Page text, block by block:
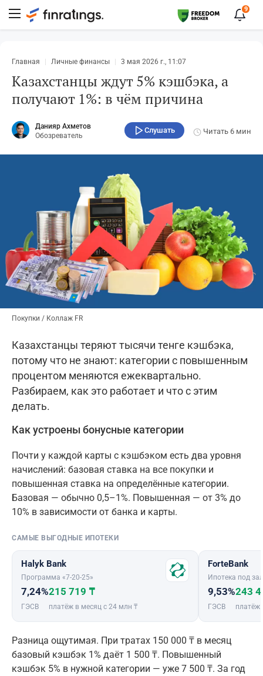
9
Главная Личные финансы 3 мая 2026 г., 11:07
Казахстанцы ждут 5% кэшбэка, а
получают 1%: в чём причина
Данияр Ахметов
Обозреватель
Слушать Читать 6 мин
Покупки / Коллаж FR
Казахстанцы теряют тысячи тенге кэшбэка,
потому что не знают: категории с повышенным
процентом меняются ежеквартально.
Разбираем, как это работает и что с этим
делать.
Как устроены бонусные категории
Почти у каждой карты с кэшбэком есть два уровня
начислений: базовая ставка на все покупки и
повышенная ставка на определённые категории.
Базовая — обычно 0,5–1%. Повышенная — от 3% до
10% в зависимости от банка и карты.
САМЫЕ ВЫГОДНЫЕ ИПОТЕКИ
Halyk Bank
Программа «7-20-25»
7,24%
ГЭСВ
215 719 ₸
платёж в месяц с 24 млн ₸
ForteBank
Ипотека под
9,53%
ГЭСВ
243
платёж
Разница ощутимая. При тратах 150 000 ₸ в месяц
базовый кэшбэк 1% даёт 1 500 ₸. Повышенный
кэшбэк 5% в нужной категории — уже 7 500 ₸. За год